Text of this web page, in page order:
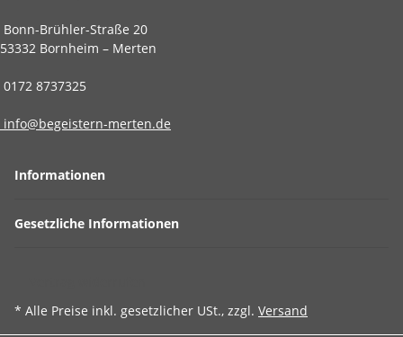
Bonn-Brühler-Straße 20
53332 Bornheim – Merten
0172 8737325
info@begeistern-merten.de
Informationen
Gesetzliche Informationen
* Alle Preise inkl. gesetzlicher USt., zzgl. Versand